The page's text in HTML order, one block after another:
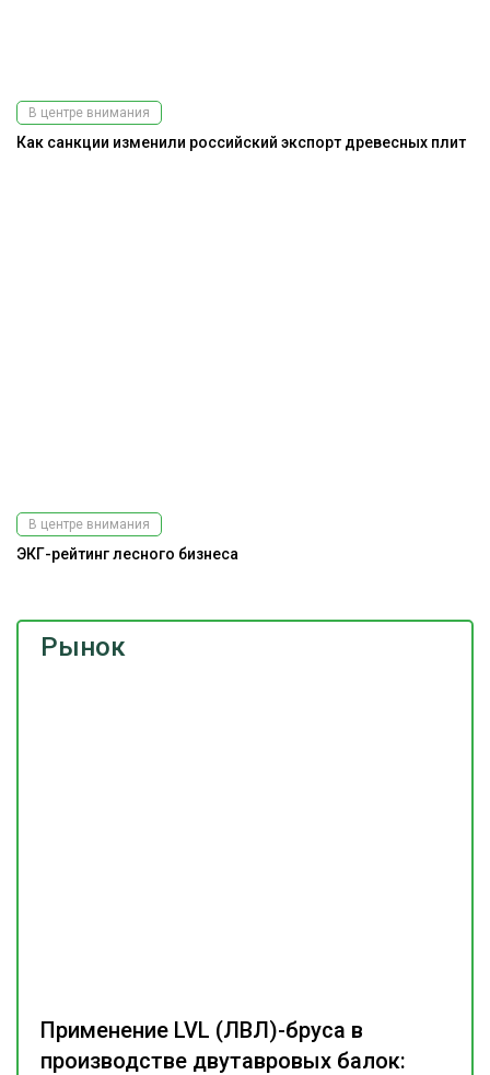
Рынок
Применение LVL (ЛВЛ)-бруса в
производстве двутавровых балок:
В центре внимания
Как санкции изменили российский экспорт древесных плит
В центре внимания
ЭКГ-рейтинг лесного бизнеса